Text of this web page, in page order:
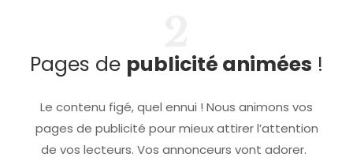
Pages de publicité animées !
Le contenu figé, quel ennui ! Nous animons vos
pages de publicité pour mieux attirer l’attention
de vos lecteurs. Vos annonceurs vont adorer.